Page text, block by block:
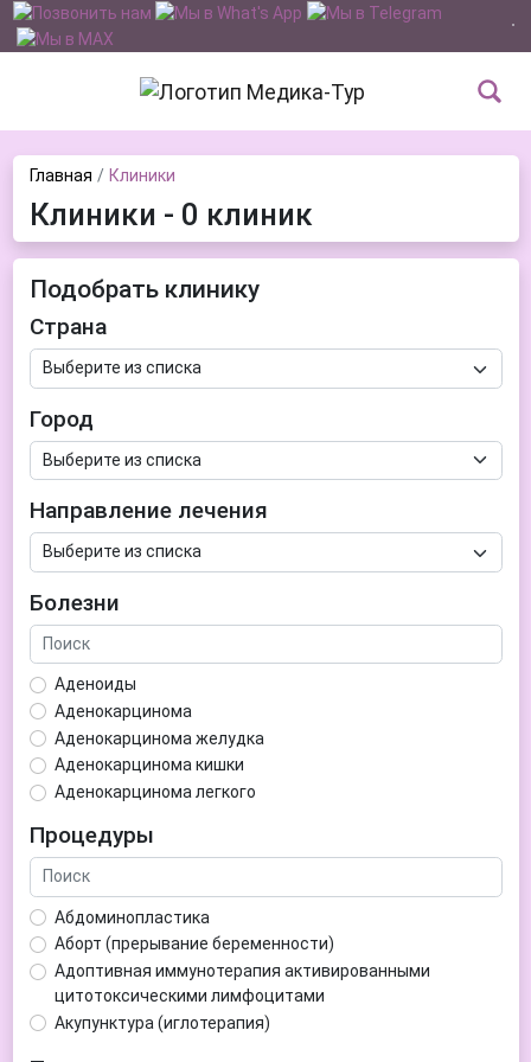
Главная Клиники
Клиники - 0 клиник
Подобрать клинику
Страна
Город
Направление лечения
Болезни
Аденоиды
Аденокарцинома
Аденокарцинома желудка
Аденокарцинома кишки
Аденокарцинома легкого
Аденома гипофиза
Аденома простаты
Аденома щитовидной железы
Аденомиоз
Адентия
Азооспермия
Акне (угри)
Алкоголизм
Процедуры
Абдоминопластика
Аборт (прерывание беременности)
Адоптивная иммунотерапия активированными
цитотоксическими лимфоцитами
Акупунктура (иглотерапия)